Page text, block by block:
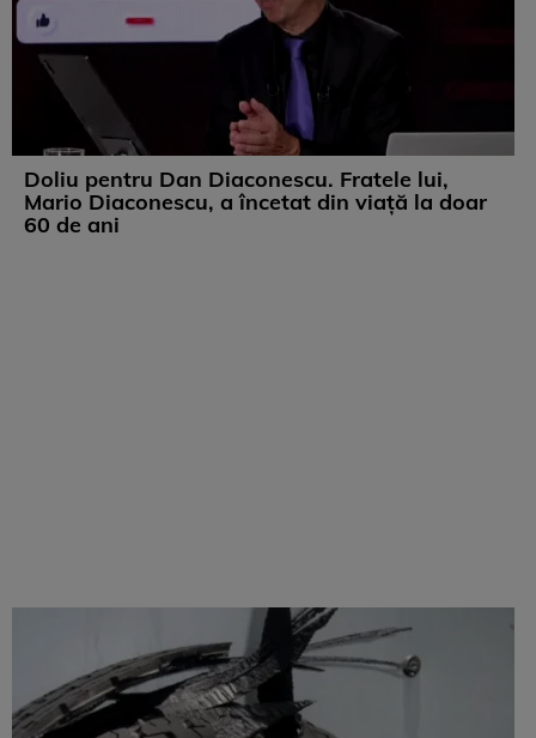
Doliu pentru Dan Diaconescu. Fratele lui,
Mario Diaconescu, a încetat din viață la doar
60 de ani